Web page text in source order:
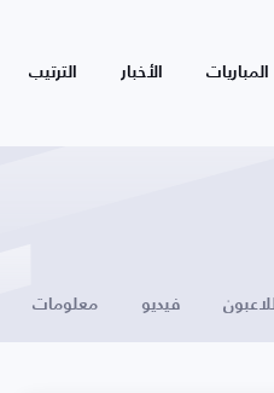
المباريات الأخبار الترتيب
اللاعبون فيديو معلومات